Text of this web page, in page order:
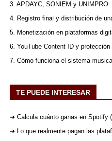
3. APDAYC, SONIEM y
4. Registro final y distribución de
5. Monetización en plataformas
6. YouTube Content ID y protección
7. Cómo funciona el sistema
TE PUEDE INTERESAR
➜ Calcula cuánto ganas en Spotify
➜ Lo que realmente pagan las